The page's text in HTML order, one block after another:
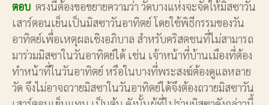
ตอบ ตรงนี้ต้องขอขยายความว่า วัดบางแห่งจะจัดให้มิสซาวัน
เสาร์ตอนเย็นเป็นมิสซาวันอาทิตย์ โดยใช้พิธีกรรมของวัน
อาทิตย์เพื่อเหตุผลเชิงอภิบาล สำหรับคริสตชนที่ไม่สามารถ
มาร่วมมิสซาในวันอาทิตย์ได้ เช่น เจ้าหน้าที่บ้านเมืองที่ต้อง
ทำหน้าที่ในวันอาทิตย์ หรือในบางที่พระสงฆ์ต้องดูแลหลาย
วัด จึงไม่อาจถวายมิสซาในวันอาทิตย์ได้จึงต้องถวายมิสซาวัน